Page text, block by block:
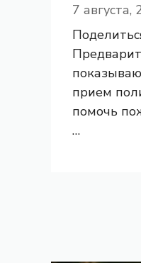
7 августа,
прием
помочь
…